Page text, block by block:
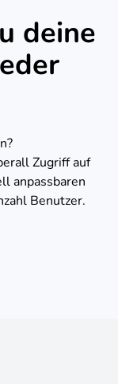
deine
Zugriff auf
anpassbaren
Benutzer.